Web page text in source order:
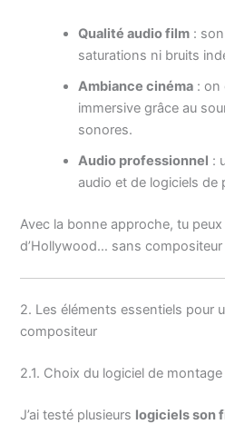
Qualité audio film :
saturations ni bruits
Ambiance cinéma : on
immersive grâce au
sonores.
Audio professionnel :
audio et de logiciels de
Avec la bonne approche, tu
d’Hollywood… sans compositeur
2. Les éléments essentiels pour
compositeur
2.1. Choix du logiciel de montage
J’ai testé plusieurs logiciels son